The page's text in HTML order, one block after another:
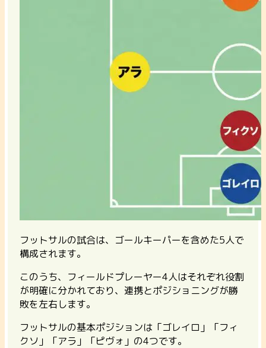
フットサルの試合は、ゴールキーパーを含めた5人で
構成されます。
このうち、フィールドプレーヤー4人はそれぞれ役割
が明確に分かれており、連携とポジショニングが勝
敗を左右します。
フットサルの基本ポジションは「ゴレイロ」「フィ
クソ」「アラ」「ピヴォ」の4つです。